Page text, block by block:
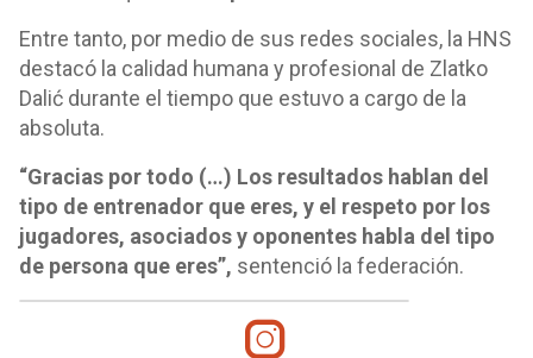
Entre tanto, por medio de sus redes sociales, la HNS
destacó la calidad humana y profesional de Zlatko
Dalić durante el tiempo que estuvo a cargo de la
absoluta.
“Gracias por todo (…) Los resultados hablan del
tipo de entrenador que eres, y el respeto por los
jugadores, asociados y oponentes habla del tipo
de persona que eres”, sentenció la federación.